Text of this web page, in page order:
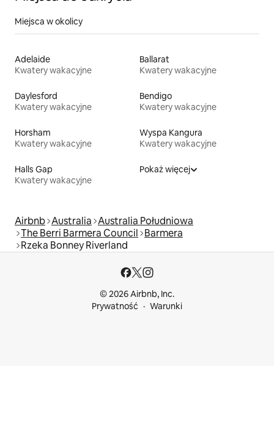
Miejsca w okolicy
Adelaide
Kwatery wakacyjne
Ballarat
Kwatery wakacyjne
Daylesford
Kwatery wakacyjne
Bendigo
Kwatery wakacyjne
Horsham
Kwatery wakacyjne
Wyspa Kangura
Kwatery wakacyjne
Halls Gap
Kwatery wakacyjne
Pokaż więcej
Airbnb Australia Australia Południowa
The Berri Barmera Council Barmera
Rzeka Bonney Riverland
© 2026 Airbnb, Inc.
Prywatność
Warunki